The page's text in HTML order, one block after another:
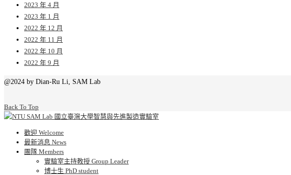
2023 年 4 月
2023 年 1 月
2022 年 12 月
2022 年 11 月
2022 年 10 月
2022 年 9 月
@2024 by Dian-Ru Li, SAM Lab
Back To Top
歡迎 Welcome
最新消息 News
團隊 Members
實驗室主持教授 Group Leader
博士生 PhD student